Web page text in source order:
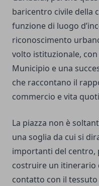
baricentro civile della
funzione di luogo
riconoscimento
volto istituzionale,
Municipio e una
che raccontano il
commercio e vita
La piazza non è
una soglia da cui si
importanti del centro,
costruire un itinerario
contatto con il